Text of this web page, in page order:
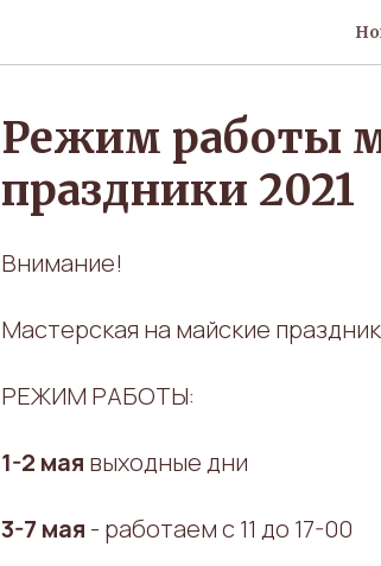
Режим работы
праздники 2021
Внимание!
Мастерская на майские
РЕЖИМ РАБОТЫ:
1-2 мая выходные дни
3-7 мая - работаем с 11 до 17-00